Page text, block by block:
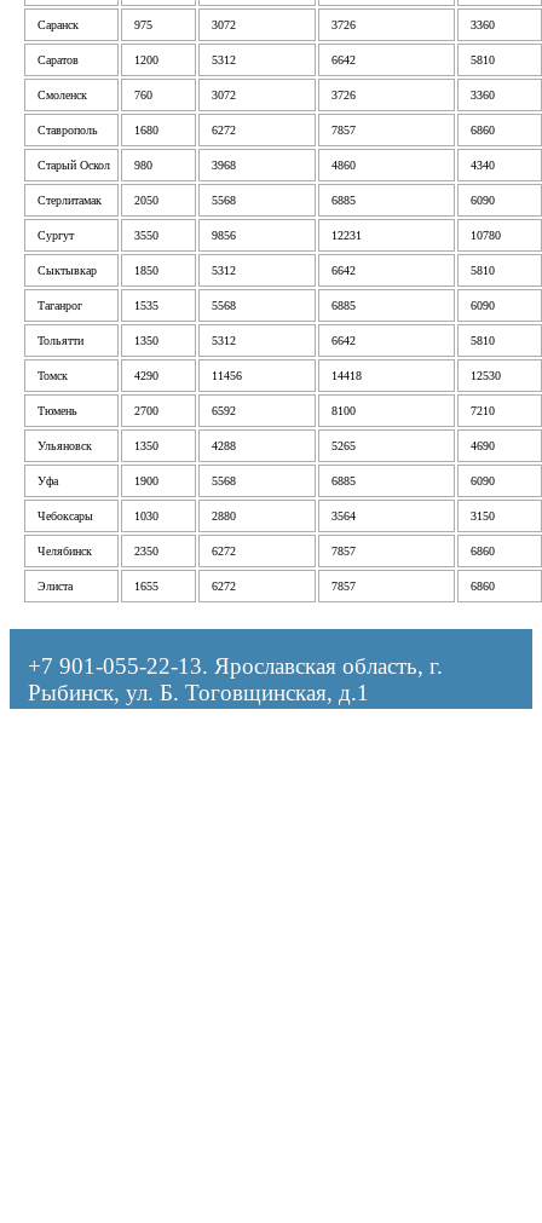
Саранск 975 3072 3726 3360
Саратов 1200 5312 6642 5810
Смоленск 760 3072 3726 3360
Ставрополь 1680 6272 7857 6860
Старый Оскол 980 3968 4860 4340
Стерлитамак 2050 5568 6885 6090
Сургут 3550 9856 12231 10780
Сыктывкар 1850 5312 6642 5810
Таганрог 1535 5568 6885 6090
Тольятти 1350 5312 6642 5810
Томск 4290 11456 14418 12530
Тюмень 2700 6592 8100 7210
Ульяновск 1350 4288 5265 4690
Уфа 1900 5568 6885 6090
Чебоксары 1030 2880 3564 3150
Челябинск 2350 6272 7857 6860
Элиста 1655 6272 7857 6860
+7 901-055-22-13. Ярославская область, г.
Рыбинск, ул. Б. Тоговщинская, д.1